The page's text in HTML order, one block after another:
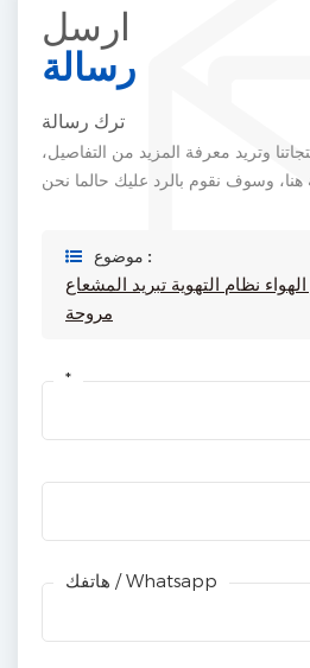
ارسل
رسالة
ترك رسالة
وتريد معرفة المزيد من التفاصيل،
موضوع :
نظام التهوية تبريد المشعاع
مروحة
*
هاتفك / Whatsapp